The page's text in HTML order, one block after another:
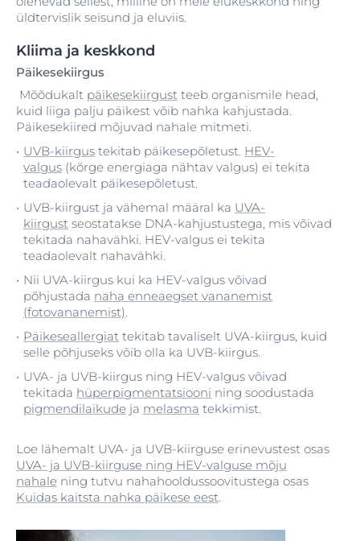
üldtervislik seisund ja eluviis.
Kliima ja keskkond
Päikesekiirgus
Mõõdukalt päikesekiirgust teeb organismile head,
kuid liiga palju päikest võib nahka kahjustada.
Päikesekiired mõjuvad nahale mitmeti.
UVB-kiirgus tekitab päikesepõletust. HEV-
valgus (kõrge energiaga nähtav valgus) ei tekita
teadaolevalt päikesepõletust.
UVB-kiirgust ja vähemal määral ka UVA-
kiirgust seostatakse DNA-kahjustustega, mis võivad
tekitada nahavähki. HEV-valgus ei tekita
teadaolevalt nahavähki.
Nii UVA-kiirgus kui ka HEV-valgus võivad
põhjustada naha enneaegset vananemist
(fotovananemist).
Päikeseallergiat tekitab tavaliselt UVA-kiirgus, kuid
selle põhjuseks võib olla ka UVB-kiirgus.
UVA- ja UVB-kiirgus ning HEV-valgus võivad
tekitada hüperpigmentatsiooni ning soodustada
pigmendilaikude ja melasma tekkimist.
Loe lähemalt UVA- ja UVB-kiirguse erinevustest osas
UVA- ja UVB-kiirguse ning HEV-valguse mõju
nahale ning tutvu nahahooldussoovitustega osas
Kuidas kaitsta nahka päikese eest.